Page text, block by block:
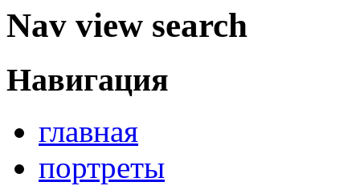
Nav view search
Навигация
главная
портреты